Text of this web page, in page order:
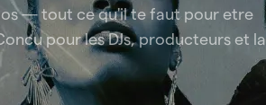
— tout ce qu'il te faut pour etre
pour les DJs, producteurs et la